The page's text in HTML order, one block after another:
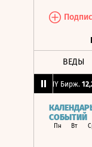
ВЕДЫ
CNY Бирж. 12,239
СОБЫТИЙ
Пн Вт